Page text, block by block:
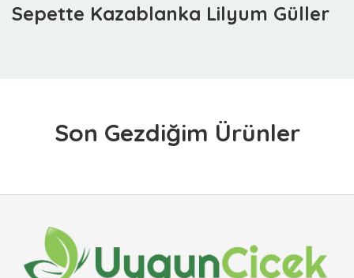
Sepette Kazablanka Lilyum Güller
Son Gezdiğim Ürünler